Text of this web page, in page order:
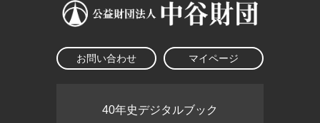
お問い合わせ マイページ
40年史デジタルブック